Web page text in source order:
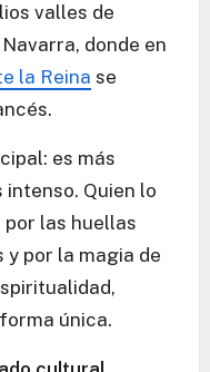
valles de
donde en
la Reina se
es más
Quien lo
las huellas
y por la magia de
única.